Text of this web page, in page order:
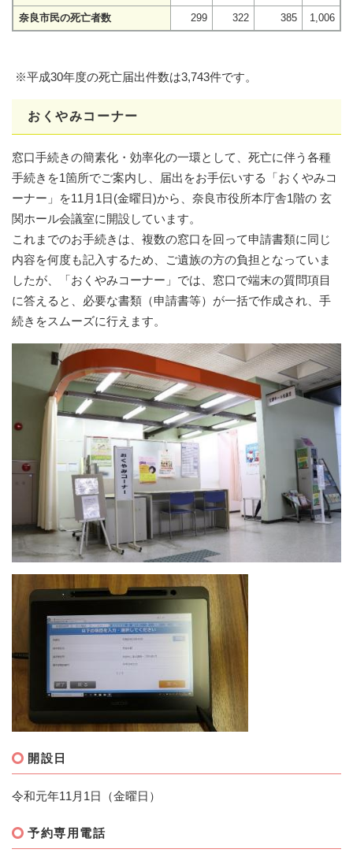
奈良市民の死亡者数 299 322 385 1,006
※平成30年度の死亡届出件数は3,743件です。
おくやみコーナー
窓口手続きの簡素化・効率化の一環として、死亡に伴う各種
手続きを1箇所でご案内し、届出をお手伝いする「おくやみコ
ーナー」を11月1日(金曜日)から、奈良市役所本庁舎1階の 玄
関ホール会議室に開設しています。
これまでのお手続きは、複数の窓口を回って申請書類に同じ
内容を何度も記入するため、ご遺族の方の負担となっていま
したが、「おくやみコーナー」では、窓口で端末の質問項目
に答えると、必要な書類（申請書等）が一括で作成され、手
続きをスムーズに行えます。
開設日
令和元年11月1日（金曜日）
予約専用電話